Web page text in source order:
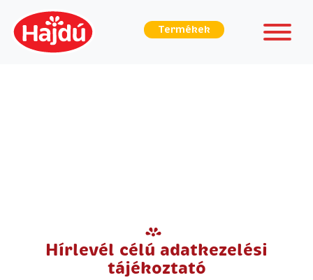
Termékek
Hírlevél célú adatkezelési
tájékoztató